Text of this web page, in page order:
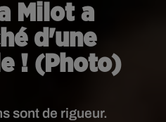
Milot a
d'une
! (Photo)
sont de rigueur.